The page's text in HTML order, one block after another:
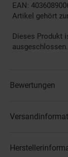
EAN:
Artikel gehört
Dieses Produkt
ausgeschlossen.
Bewertungen